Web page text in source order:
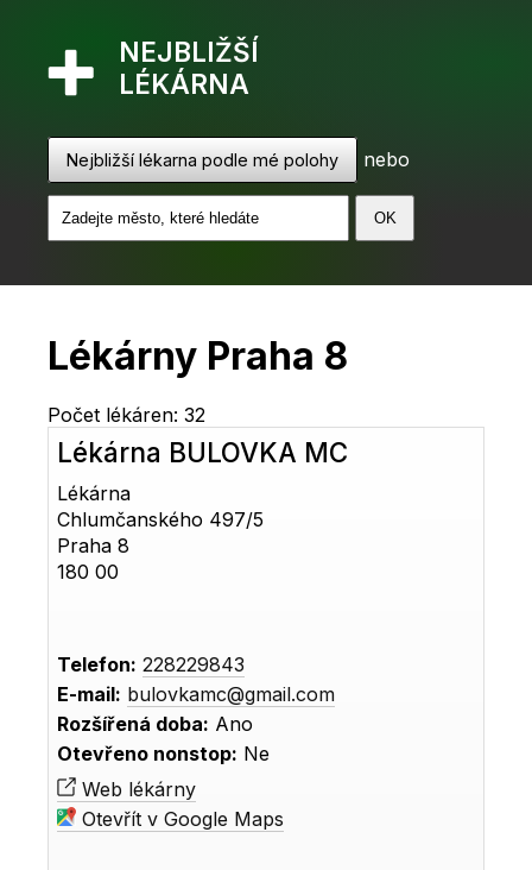
NEJBLIŽŠÍ
LÉKÁRNA
Nejbližší lékarna podle mé polohy nebo
Lékárny Praha 8
Počet lékáren: 32
Lékárna BULOVKA MC
Lékárna
Chlumčanského 497/5
Praha 8
180 00
Telefon: 228229843
E-mail: bulovkamc@gmail.com
Rozšířená doba: Ano
Otevřeno nonstop: Ne
Web lékárny
Otevřít v Google Maps